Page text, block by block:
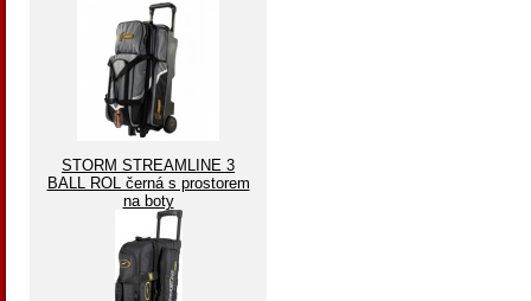
STORM STREAMLINE 3
BALL ROL černá s prostorem
na boty